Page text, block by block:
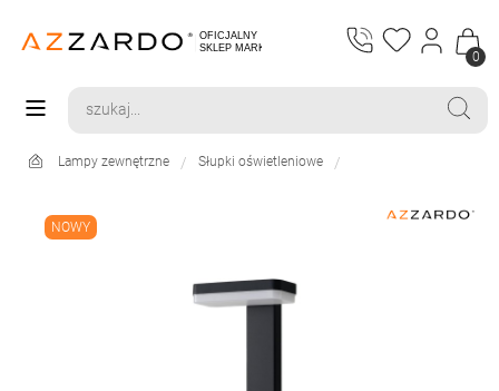
0
Lampy zewnętrzne Słupki oświetleniowe
NOWY